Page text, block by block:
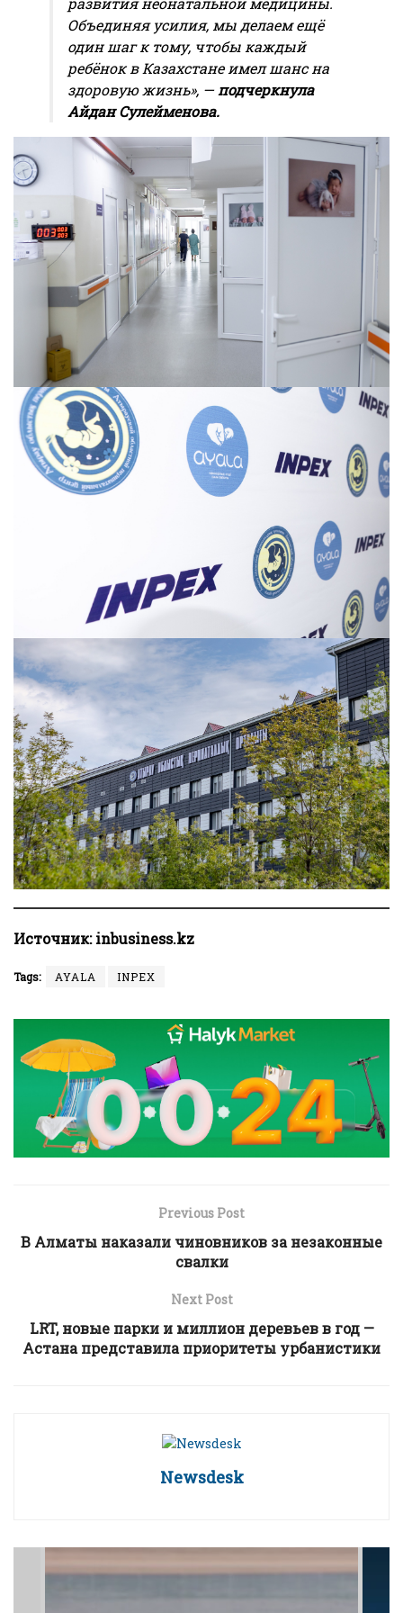
Объединяя усилия, мы делаем ещё
один шаг к тому, чтобы каждый
ребёнок в Казахстане имел шанс на
здоровую жизнь», —подчеркнула
Айдан Сулейменова.
Источник: inbusiness.kz
Tags: AYALA INPEX
Previous Post
В Алматы наказали чиновников за незаконные
свалки
Next Post
LRT, новые парки и миллион деревьев в год —
Астана представила приоритеты урбанистики
Newsdesk